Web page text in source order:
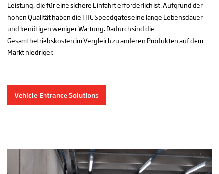
Leistung, die für eine sichere Einfahrt erforderlich ist. Aufgrund der
hohen Qualität haben die HTC Speedgates eine lange Lebensdauer
und benötigen weniger Wartung. Dadurch sind die
Gesamtbetriebskosten im Vergleich zu anderen Produkten auf dem
Markt niedriger.
Vehicle Entrance Solutions